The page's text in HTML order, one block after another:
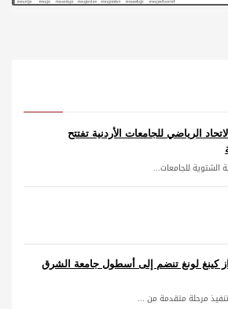
الرياضي للجامعات الأردنية تفتتح
الشتوية للجامعات...
كينغ لونغ تنضم إلى أسطول جامعة الشرق
مرحلة متقدمة من ...